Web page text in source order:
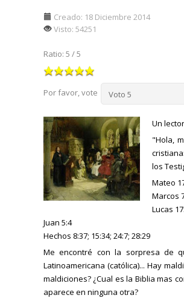
Creado: 18 Diciembre 2014
Visto: 54251
Ratio: 5 /5
Por favor, vote
Un
"Hola,
los
Mateo
Marcos
Lucas
Juan 5:4
Hechos 8:37; 15:34; 24:7; 28:29
Me encontré con la sorpresa de
Latinoamericana (católica)... Hay
maldiciones? ¿Cual es la Biblia mas
aparece en ninguna otra?